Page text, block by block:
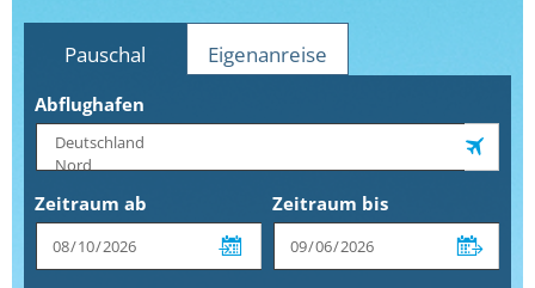
Pauschal Eigenanreise
Abflughafen
Zeitraum ab Zeitraum bis